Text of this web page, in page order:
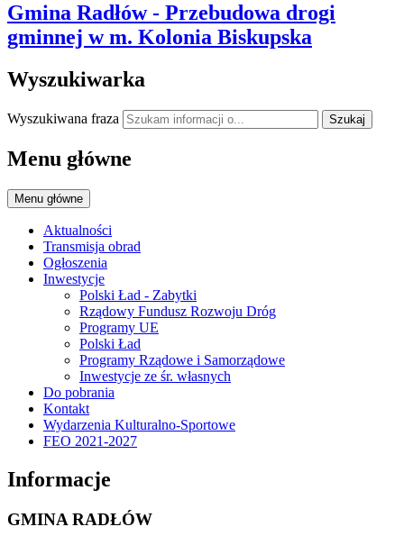
Gmina Radłów- Przebudowa drogi
gminnej w m. Kolonia Biskupska
Wyszukiwarka
Wyszukiwana fraza Szukaj
Menu główne
Menu główne
Aktualności
Transmisja obrad
Ogłoszenia
Inwestycje
Polski Ład - Zabytki
Rządowy Fundusz Rozwoju Dróg
Programy UE
Polski Ład
Programy Rządowe i Samorządowe
Inwestycje ze śr. własnych
Do pobrania
Kontakt
Wydarzenia Kulturalno-Sportowe
FEO 2021-2027
Informacje
GMINA RADŁÓW